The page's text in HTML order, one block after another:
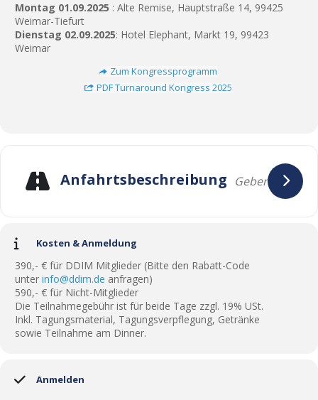
Montag 01.09.2025 : Alte Remise, Hauptstraße 14, 99425
Weimar-Tiefurt
Dienstag 02.09.2025: Hotel Elephant, Markt 19, 99423
Weimar
Zum Kongressprogramm
PDF Turnaround Kongress 2025
Anfahrtsbeschreibung
Kosten & Anmeldung
390,- € für DDIM Mitglieder (Bitte den Rabatt-Code
unter info@ddim.de anfragen)
590,- € für Nicht-Mitglieder
Die Teilnahmegebühr ist für beide Tage zzgl. 19% USt.
Inkl. Tagungsmaterial, Tagungsverpflegung, Getränke
sowie Teilnahme am Dinner.
Anmelden